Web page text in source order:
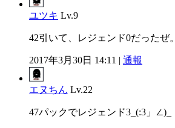
ユツキ Lv.9
42引いて、レジェンド0だったぜ。
2017年3月30日 14:11 | 通報
エヌちん Lv.22
47パックでレジェンド3_(:3」∠)_